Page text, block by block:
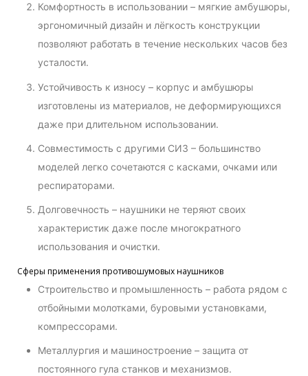
Комфортность в использовании – мягкие амбушюры,
эргономичный дизайн и лёгкость конструкции
позволяют работать в течение нескольких часов без
усталости.
Устойчивость к износу – корпус и амбушюры
изготовлены из материалов, не деформирующихся
даже при длительном использовании.
Совместимость с другими СИЗ – большинство
моделей легко сочетаются с касками, очками или
респираторами.
Долговечность – наушники не теряют своих
характеристик даже после многократного
использования и очистки.
Сферы применения противошумовых наушников
Строительство и промышленность – работа рядом с
отбойными молотками, буровыми установками,
компрессорами.
Металлургия и машиностроение – защита от
постоянного гула станков и механизмов.